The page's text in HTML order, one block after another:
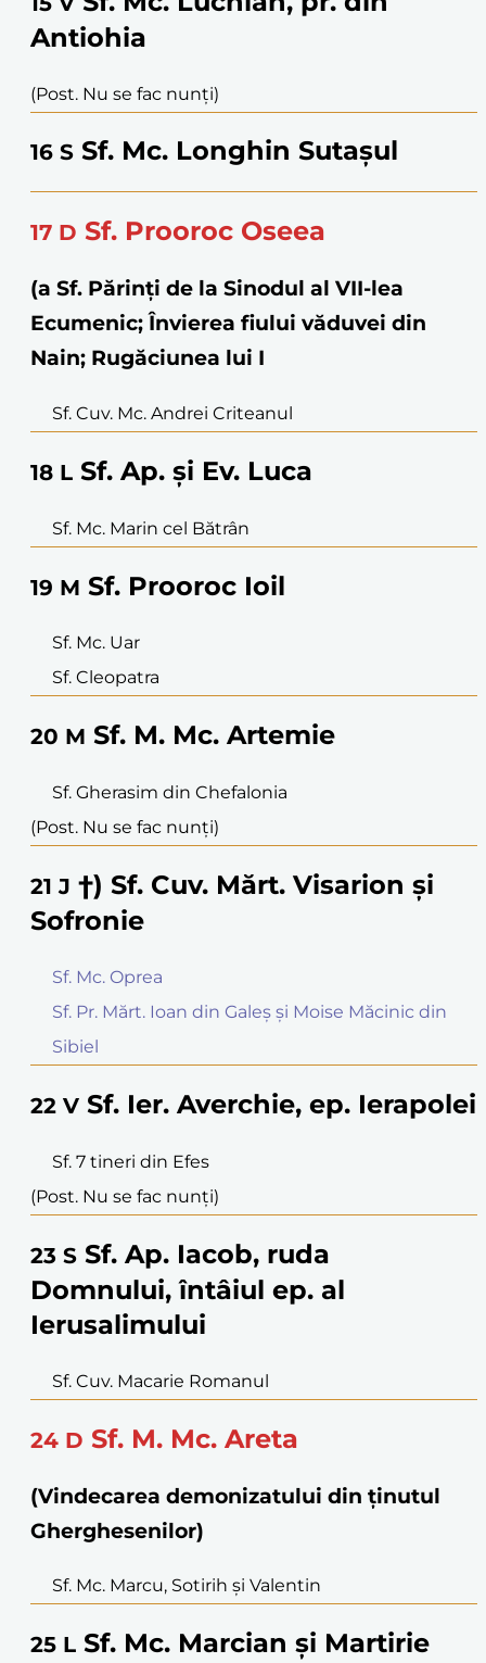
Antiohia
(Post. Nu se fac nunți)
16 S Sf. Mc. Longhin Sutașul
17 D Sf. Prooroc Oseea
(a Sf. Părinţi de la Sinodul al VII-lea
Ecumenic; Învierea fiului văduvei din
Nain; Rugăciunea lui I
Sf. Cuv. Mc. Andrei Criteanul
18 L Sf. Ap. și Ev. Luca
Sf. Mc. Marin cel Bătrân
19 M Sf. Prooroc Ioil
Sf. Mc. Uar
Sf. Cleopatra
20 M Sf. M. Mc. Artemie
Sf. Gherasim din Chefalonia
(Post. Nu se fac nunți)
21 J †) Sf. Cuv. Mărt. Visarion și
Sofronie
Sf. Mc. Oprea
Sf. Pr. Mărt. Ioan din Galeș și Moise Măcinic din
Sibiel
22 V Sf. Ier. Averchie, ep. Ierapolei
Sf. 7 tineri din Efes
(Post. Nu se fac nunți)
23 S Sf. Ap. Iacob, ruda
Domnului, întâiul ep. al
Ierusalimului
Sf. Cuv. Macarie Romanul
24 D Sf. M. Mc. Areta
(Vindecarea demonizatului din ținutul
Gherghesenilor)
Sf. Mc. Marcu, Sotirih și Valentin
25 L Sf. Mc. Marcian și Martirie